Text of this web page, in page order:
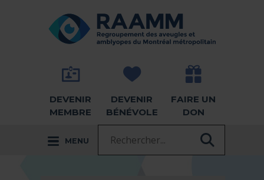
RETOUR À LA PAGE D'ACCUEIL -
DEVENIR
MEMBRE
DEVENIR
BÉNÉVOLE
FAIRE UN
DON
MENU